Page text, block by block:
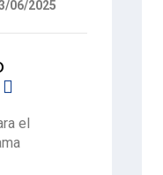
06/2025

el